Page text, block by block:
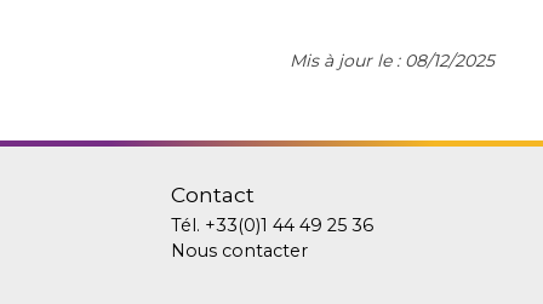
Mis à jour le : 08/12/2025
Contact
Tél. +33(0)1 44 49 25 36
Nous contacter